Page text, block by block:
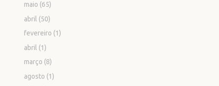
maio (65)
abril (50)
fevereiro (1)
abril (1)
março (8)
agosto (1)